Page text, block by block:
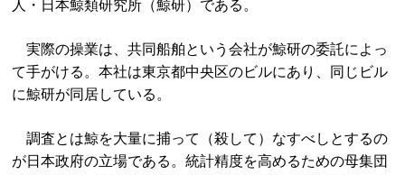
人・日本鯨類研究所（鯨研）である。
実際の操業は、共同船舶という会社が鯨研の委託によっ
て手がける。本社は東京都中央区のビルにあり、同じビル
に鯨研が同居している。
調査とは鯨を大量に捕って（殺して）なすべしとするの
が日本政府の立場である。統計精度を高めるための母集団